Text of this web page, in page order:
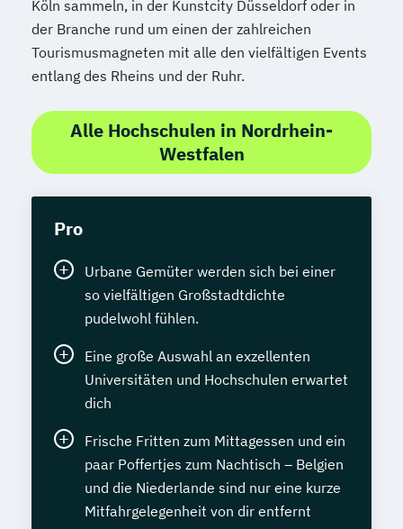
Köln sammeln, in der Kunstcity Düsseldorf oder in
der Branche rund um einen der zahlreichen
Tourismusmagneten mit alle den vielfältigen Events
entlang des Rheins und der Ruhr.
Alle Hochschulen in Nordrhein-
Westfalen
Pro
Urbane Gemüter werden sich bei einer
so vielfältigen Großstadtdichte
pudelwohl fühlen.
Eine große Auswahl an exzellenten
Universitäten und Hochschulen erwartet
dich
Frische Fritten zum Mittagessen und ein
paar Poffertjes zum Nachtisch – Belgien
und die Niederlande sind nur eine kurze
Mitfahrgelegenheit von dir entfernt